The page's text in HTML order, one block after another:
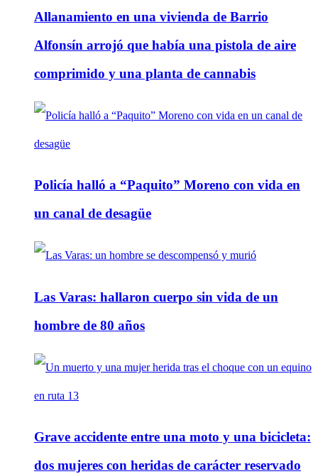
Allanamiento en una vivienda de Barrio
Alfonsín arrojó que había una pistola de aire
comprimido y una planta de cannabis
Policía halló a “Paquito” Moreno con vida en
un canal de desagüe
Las Varas: hallaron cuerpo sin vida de un
hombre de 80 años
Grave accidente entre una moto y una bicicleta:
dos mujeres con heridas de carácter reservado